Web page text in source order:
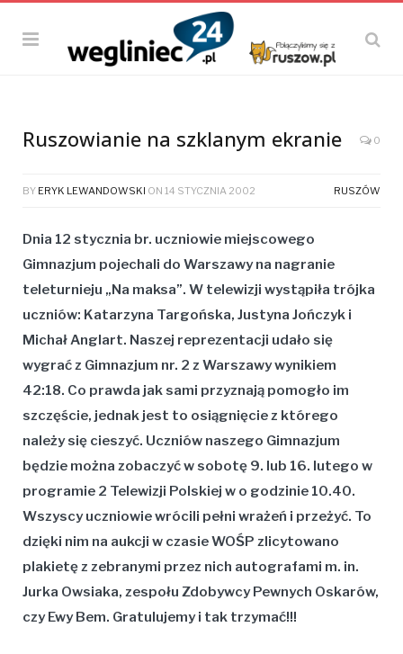
Ruszowianie na szklanym ekranie 0
BY ERYK LEWANDOWSKI ON 14 STYCZNIA 2002 RUSZÓW
Dnia 12 stycznia br. uczniowie miejscowego
Gimnazjum pojechali do Warszawy na nagranie
teleturnieju „Na maksa”. W telewizji wystąpiła trójka
uczniów: Katarzyna Targońska, Justyna Jończyk i
Michał Anglart. Naszej reprezentacji udało się
wygrać z Gimnazjum nr. 2 z Warszawy wynikiem
42:18. Co prawda jak sami przyznają pomogło im
szczęście, jednak jest to osiągnięcie z którego
należy się cieszyć. Uczniów naszego Gimnazjum
będzie można zobaczyć w sobotę 9. lub 16. lutego w
programie 2 Telewizji Polskiej w o godzinie 10.40.
Wszyscy uczniowie wrócili pełni wrażeń i przeżyć. To
dzięki nim na aukcji w czasie WOŚP zlicytowano
plakietę z zebranymi przez nich autografami m. in.
Jurka Owsiaka, zespołu Zdobywcy Pewnych Oskarów,
czy Ewy Bem. Gratulujemy i tak trzymać!!!